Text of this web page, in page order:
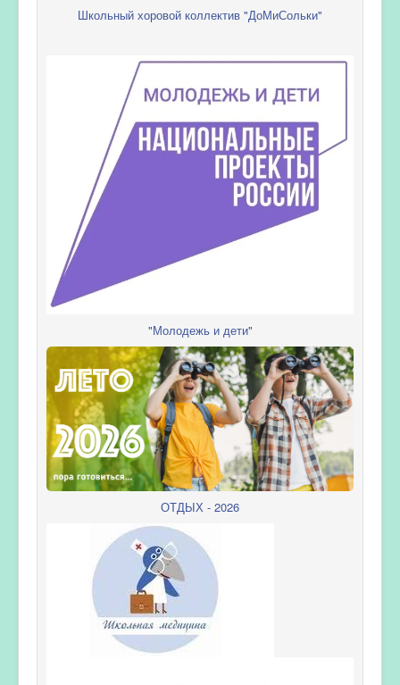
Школьный хоровой коллектив "ДоМиСольки"
"Молодежь и дети"
ОТДЫХ - 2026